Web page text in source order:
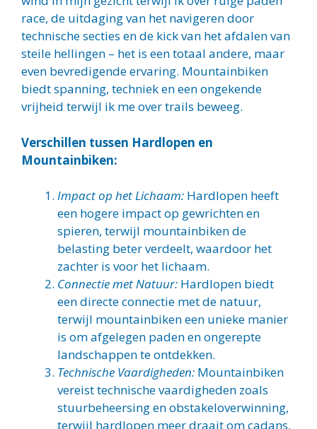
race, de uitdaging van het navigeren door
technische secties en de kick van het afdalen van
steile hellingen – het is een totaal andere, maar
even bevredigende ervaring. Mountainbiken
biedt spanning, techniek en een ongekende
vrijheid terwijl ik me over trails beweeg.
Verschillen tussen Hardlopen en
Mountainbiken:
Impact op het Lichaam: Hardlopen heeft
een hogere impact op gewrichten en
spieren, terwijl mountainbiken de
belasting beter verdeelt, waardoor het
zachter is voor het lichaam.
Connectie met Natuur: Hardlopen biedt
een directe connectie met de natuur,
terwijl mountainbiken een unieke manier
is om afgelegen paden en ongerepte
landschappen te ontdekken.
Technische Vaardigheden: Mountainbiken
vereist technische vaardigheden zoals
stuurbeheersing en obstakeloverwinning,
terwijl hardlopen meer draait om cadans,